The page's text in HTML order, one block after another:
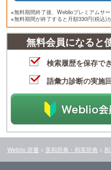
※無料期間終了後、Weblioプレミアムサ
※無料期間が終了すると月額330円(税込)
無料会員になると
検索履歴を保存で
語彙力診断の実施
Weblio 辞書 > 英和辞典・和英辞典 >